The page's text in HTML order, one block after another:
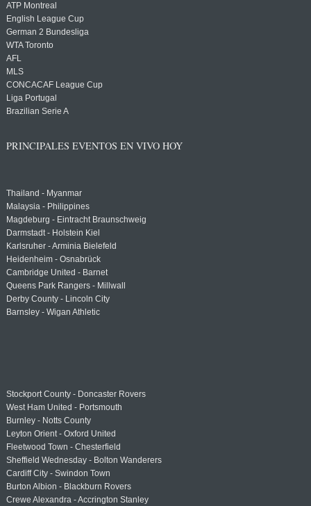
ATP Montreal
English League Cup
German 2 Bundesliga
WTA Toronto
AFL
MLS
CONCACAF League Cup
Liga Portugal
Brazilian Serie A
PRINCIPALES EVENTOS EN VIVO HOY
Thailand - Myanmar
Malaysia - Philippines
Magdeburg - Eintracht Braunschweig
Darmstadt - Holstein Kiel
Karlsruher - Arminia Bielefeld
Heidenheim - Osnabrück
Cambridge United - Barnet
Queens Park Rangers - Millwall
Derby County - Lincoln City
Barnsley - Wigan Athletic
Stockport County - Doncaster Rovers
West Ham United - Portsmouth
Burnley - Notts County
Leyton Orient - Oxford United
Fleetwood Town - Chesterfield
Sheffield Wednesday - Bolton Wanderers
Cardiff City - Swindon Town
Burton Albion - Blackburn Rovers
Crewe Alexandra - Accrington Stanley